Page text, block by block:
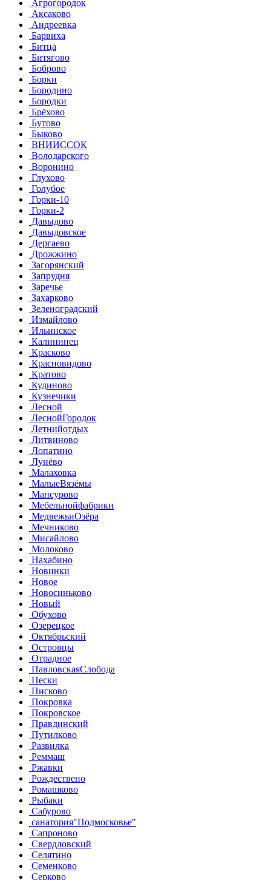
Агрогородок
Аксаково
Андреевка
Барвиха
Битца
Битягово
Боброво
Борки
Бородино
Бородки
Брёхово
Бутово
Быково
ВНИИССОК
Володарского
Воронино
Глухово
Голубое
Горки-10
Горки-2
Давыдово
Давыдовское
Дергаево
Дрожжино
Загорянский
Запрудня
Заречье
Захарково
Зеленоградский
Измайлово
Ильинское
Калининец
Красково
Красновидово
Кратово
Кудиново
Кузнечики
Лесной
ЛеснойГородок
Летнийотдых
Литвиново
Лопатино
Лунёво
Малаховка
МалыеВязёмы
Мансурово
Мебельнойфабрики
МедвежьиОзёра
Мечниково
Мисайлово
Молоково
Нахабино
Новинки
Новое
Новосиньково
Новый
Обухово
Озерецкое
Октябрьский
Островцы
Отрадное
ПавловскаяСлобода
Пески
Писково
Покровка
Покровское
Правдинский
Путилково
Развилка
Реммаш
Ржавки
Рождествено
Ромашково
Рыбаки
Сабурово
санатория"Подмосковье"
Сапроново
Свердловский
Селятино
Семенково
Серково